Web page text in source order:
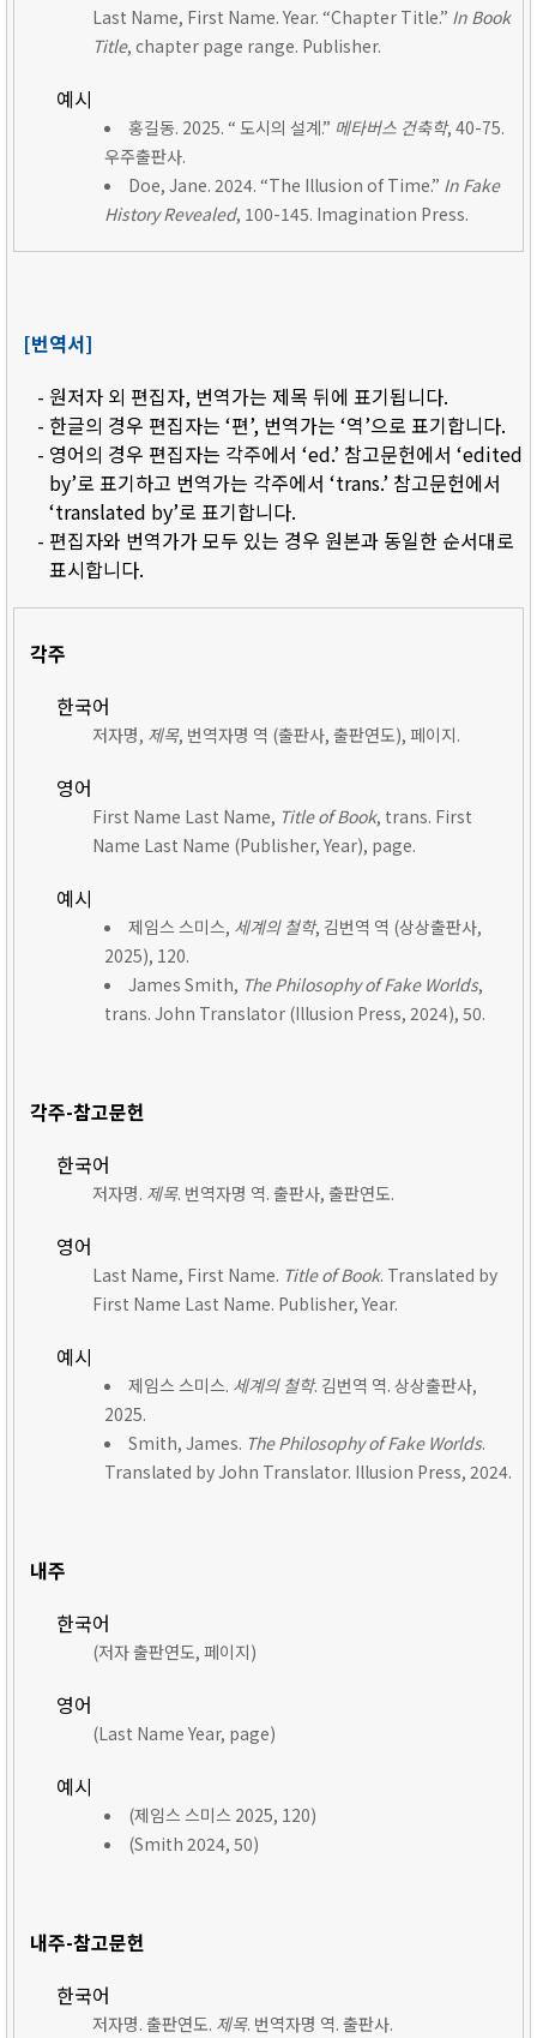
Last Name, First Name. Year. “Chapter Title.” In Book
Title, chapter page range. Publisher.
예시
홍길동. 2025. “ 도시의 설계.” 메타버스 건축학, 40-75.
우주출판사.
Doe, Jane. 2024. “The Illusion of Time.” In Fake
History Revealed, 100-145. Imagination Press.
[번역서]
- 원저자 외 편집자, 번역가는 제목 뒤에 표기됩니다.
- 한글의 경우 편집자는 ‘편’, 번역가는 ‘역’으로 표기합니다.
- 영어의 경우 편집자는 각주에서 ‘ed.’ 참고문헌에서 ‘edited
by’로 표기하고 번역가는 각주에서 ‘trans.’ 참고문헌에서
‘translated by’로 표기합니다.
- 편집자와 번역가가 모두 있는 경우 원본과 동일한 순서대로
표시합니다.
각주
한국어
저자명, 제목, 번역자명 역 (출판사, 출판연도), 페이지.
영어
First Name Last Name, Title of Book, trans. First
Name Last Name (Publisher, Year), page.
예시
제임스 스미스, 세계의 철학, 김번역 역 (상상출판사,
2025), 120.
James Smith, The Philosophy of Fake Worlds,
trans. John Translator (Illusion Press, 2024), 50.
각주-참고문헌
한국어
저자명. 제목. 번역자명 역. 출판사, 출판연도.
영어
Last Name, First Name. Title of Book. Translated by
First Name Last Name. Publisher, Year.
예시
제임스 스미스. 세계의 철학. 김번역 역. 상상출판사,
2025.
Smith, James. The Philosophy of Fake Worlds.
Translated by John Translator. Illusion Press, 2024.
내주
한국어
(저자 출판연도, 페이지)
영어
(Last Name Year, page)
예시
(제임스 스미스 2025, 120)
(Smith 2024, 50)
내주-참고문헌
한국어
저자명. 출판연도. 제목. 번역자명 역. 출판사.